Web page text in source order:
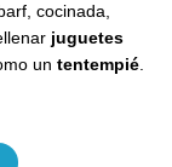
cocinada,
juguetes
un tentempié.